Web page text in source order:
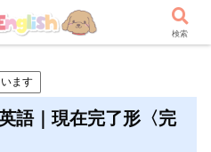
ます
語｜現在完了形〈完
検索